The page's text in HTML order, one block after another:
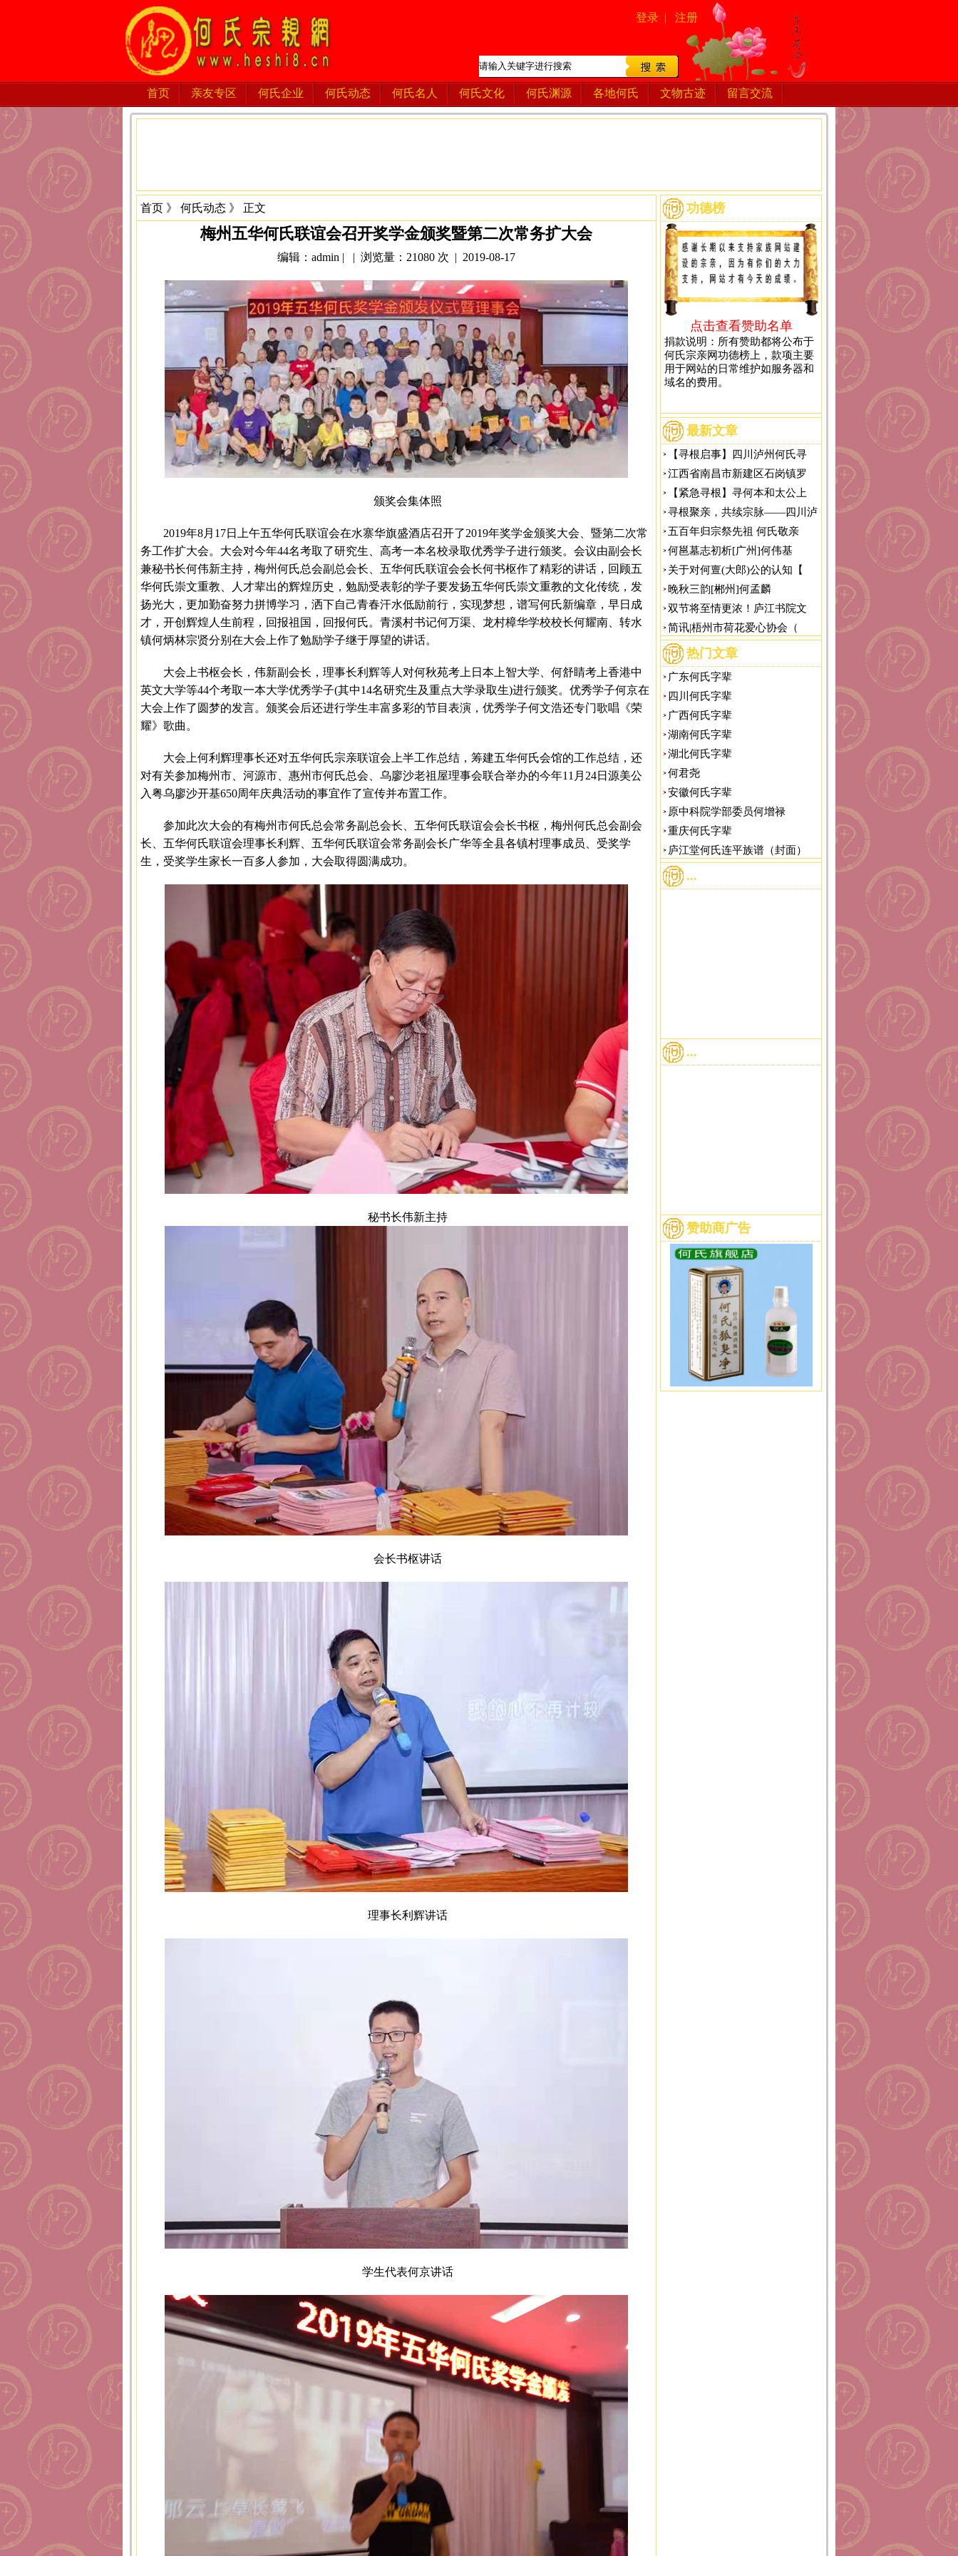
登录 | 注册
首页 亲友专区 何氏企业 何氏动态 何氏名人 何氏文化 何氏渊源 各地何氏 文物古迹 留言交流
首页 》 何氏动态 》 正文
梅州五华何氏联谊会召开奖学金颁奖暨第二次常务扩大会
编辑：admin | | 浏览量：21080 次 | 2019-08-17
颁奖会集体照
2019年8月17日上午五华何氏联谊会在水寨华旗盛酒店召开了2019年奖学金颁奖大会、暨第二次常
务工作扩大会。大会对今年44名考取了研究生、高考一本名校录取优秀学子进行颁奖。会议由副会长
兼秘书长何伟新主持，梅州何氏总会副总会长、五华何氏联谊会会长何书枢作了精彩的讲话，回顾五
华何氏崇文重教、人才辈出的辉煌历史，勉励受表彰的学子要发扬五华何氏崇文重教的文化传统，发
扬光大，更加勤奋努力拼博学习，洒下自己青春汗水低励前行，实现梦想，谱写何氏新编章，早日成
才，开创辉煌人生前程，回报祖国，回报何氏。青溪村书记何万渠、龙村樟华学校校长何耀南、转水
镇何炳林宗贤分别在大会上作了勉励学子继于厚望的讲话。
大会上书枢会长，伟新副会长，理事长利辉等人对何秋苑考上日本上智大学、何舒睛考上香港中
英文大学等44个考取一本大学优秀学子(其中14名研究生及重点大学录取生)进行颁奖。优秀学子何京在
大会上作了圆梦的发言。颁奖会后还进行学生丰富多彩的节目表演，优秀学子何文浩还专门歌唱《荣
耀》歌曲。
大会上何利辉理事长还对五华何氏宗亲联谊会上半工作总结，筹建五华何氏会馆的工作总结，还
对有关参加梅州市、河源市、惠州市何氏总会、乌廖沙老祖屋理事会联合举办的今年11月24日源美公
入粤乌廖沙开基650周年庆典活动的事宜作了宣传并布置工作。
参加此次大会的有梅州市何氏总会常务副总会长、五华何氏联谊会会长书枢，梅州何氏总会副会
长、五华何氏联谊会理事长利辉、五华何氏联谊会常务副会长广华等全县各镇村理事成员、受奖学
生，受奖学生家长一百多人参加，大会取得圆满成功。
秘书长伟新主持
会长书枢讲话
理事长利辉讲话
学生代表何京讲话
功德榜
点击查看赞助名单
捐款说明：所有赞助都将公布于
何氏宗亲网功德榜上，款项主要
用于网站的日常维护如服务器和
域名的费用。
最新文章
【寻根启事】四川泸州何氏寻
江西省南昌市新建区石岗镇罗
【紧急寻根】寻何本和太公上
寻根聚亲，共续宗脉——四川泸
五百年归宗祭先祖 何氏敬亲
何邕墓志初析[广州]何伟基
关于对何亶(大郎)公的认知【
晚秋三韵[郴州]何孟麟
双节将至情更浓！庐江书院文
简讯|梧州市荷花爱心协会（
热门文章
广东何氏字辈
四川何氏字辈
广西何氏字辈
湖南何氏字辈
湖北何氏字辈
何君尧
安徽何氏字辈
原中科院学部委员何增禄
重庆何氏字辈
庐江堂何氏连平族谱（封面）
...
...
赞助商广告